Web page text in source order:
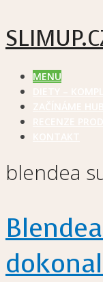
MENU
blendea